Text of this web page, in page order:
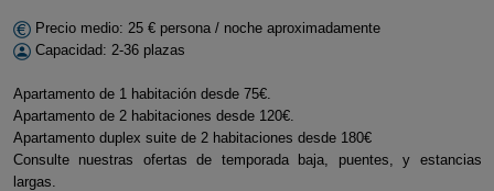
Precio medio: 25 € persona / noche aproximadamente
Capacidad: 2-36 plazas
Apartamento de 1 habitación desde 75€.
Apartamento de 2 habitaciones desde 120€.
Apartamento duplex suite de 2 habitaciones desde 180€
Consulte nuestras ofertas de temporada baja, puentes, y estancias
largas.